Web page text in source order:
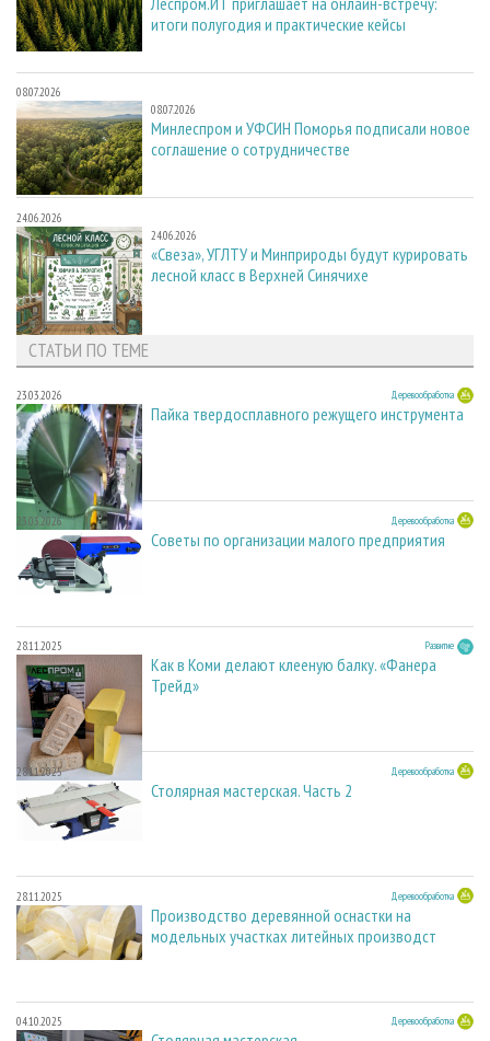
итоги полугодия и практические кейсы
08.07.2026
08.07.2026
Минлеспром и УФСИН Поморья подписали новое
соглашение о сотрудничестве
24.06.2026
24.06.2026
«Свеза», УГЛТУ и Минприроды будут курировать
лесной класс в Верхней Синячихе
СТАТЬИ ПО ТЕМЕ
23.03.2026 Деревообработка
Пайка твердосплавного режущего инструмента
23.03.2026 Деревообработка
Советы по организации малого предприятия
28.11.2025 Развитие
Как в Коми делают клееную балку. «Фанера
Трейд»
28.11.2025 Деревообработка
Столярная мастерская. Часть 2
28.11.2025 Деревообработка
Производство деревянной оснастки на
модельных участках литейных производст
04.10.2025 Деревообработка